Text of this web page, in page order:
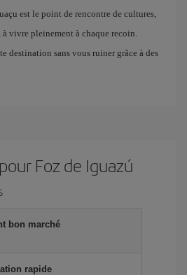
est le point de rencontre de cultures,
vivre pleinement à chaque recoin.
destination sans vous ruiner grâce à des
Foz de Iguazú
bon marché
rapide